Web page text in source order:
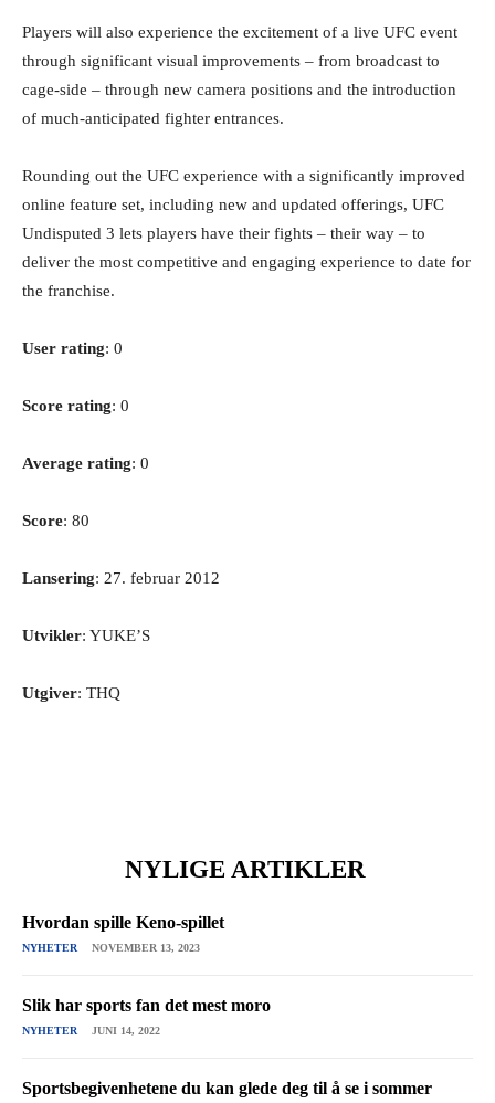
Players will also experience the excitement of a live UFC event
through significant visual improvements – from broadcast to
cage-side – through new camera positions and the introduction
of much-anticipated fighter entrances.
Rounding out the UFC experience with a significantly improved
online feature set, including new and updated offerings, UFC
Undisputed 3 lets players have their fights – their way – to
deliver the most competitive and engaging experience to date for
the franchise.
User rating: 0
Score rating: 0
Average rating: 0
Score: 80
Lansering: 27. februar 2012
Utvikler: YUKE’S
Utgiver: THQ
NYLIGE ARTIKLER
Hvordan spille Keno-spillet
NYHETER NOVEMBER 13, 2023
Slik har sports fan det mest moro
NYHETER JUNI 14, 2022
Sportsbegivenhetene du kan glede deg til å se i sommer